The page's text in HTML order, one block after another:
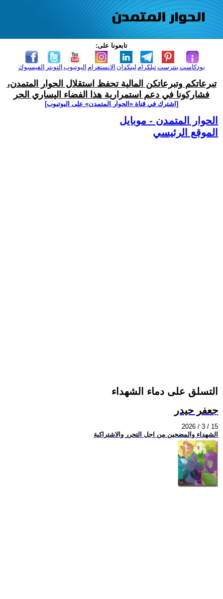
تابعونا على:
الفيسبوك التويتر اليوتيوب الانستغرام لينكدإن تيلكرامبنترست بودكاست
تبرعاتكم وتبرعاتكن المالية تحفظ استقلال الحوار المتمدن،
فشاركونا في دعم استمرارية هذا الفضاء اليساري الحر
[اشترك في قناة ‫«الحوار المتمدن» على اليوتيوب]
الحوار المتمدن - موبايل
الموقع الرئيسي
التسلق على دماء الشهداء
جعفر حيدر
2026 / 3 / 15
الشهداء والمضحين من اجل التحرر والاشتراكية